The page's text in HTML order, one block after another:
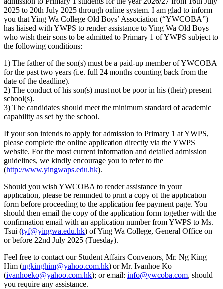
2025 to 20th July 2025 through online system. I am glad to inform
you that Ying Wa College Old Boys’ Association (“YWCOBA”)
has liaised with YWPS to render assistance to Ying Wa Old Boys
who wish their sons to be admitted to Primary 1 of YWPS subject to
the following conditions: –
1) The father of the son(s) must be a paid-up member of YWCOBA
for the past two years (i.e. full 24 months counting back from the
date of the deadline).
2) The conduct of his son(s) must not be poor in his (their) present
school(s).
3) The candidates should meet the minimum standard of academic
capability as set by the school.
If your son intends to apply for admission to Primary 1 at YWPS,
please complete the online application directly via the YWPS
website. For the most current information and detailed admission
guidelines, we kindly encourage you to refer to the
(http://www.yingwaps.edu.hk).
Should you wish YWCOBA to render assistance in your
application, please be reminded to print a copy of the application
form before proceeding to the application fee payment page. You
should then email the copy of the application form together with the
confirmation email with an application number from YWPS to Ms.
Tsui (tyf@yingwa.edu.hk) of Ying Wa College, General Office on
or before 22nd July 2025 (Tuesday).
Feel free to contact our Student Affairs Convenors, Mr. Ng King
Him (ngkinghim@yahoo.com.hk) or Mr. Ivanhoe Ko
(ivanhoeko@yahoo.com.hk); or email: info@ywcoba.com, should
you require any assistance.